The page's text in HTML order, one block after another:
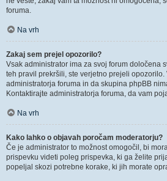
foruma.
Na vrh
Zakaj sem prejel opozorilo?
Vsak administrator ima za svoj forum določena
teh pravil prekršili, ste verjetno prejeli opozorilo.
administratorja foruma in da skupina phpBB
Kontaktirajte administratorja foruma, da vam
Na vrh
Kako lahko o objavah poročam moderatorju?
Če je administrator to možnost omogočil, bi
prispevku videti poleg prispevka, ki ga želite
popeljal skozi potrebne korake, ki jih morate